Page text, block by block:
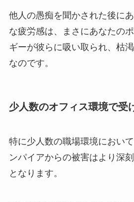
他人の愚痴を聞かされた後に
な疲労感は、まさにあなたの
ギーが彼らに吸い取られ、枯
なのです。
少人数のオフィス環境で受
特に少人数の職場環境におい
ンパイアからの被害はより深
となります。